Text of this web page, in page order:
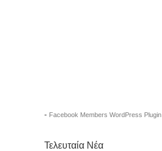
- Facebook Members WordPress Plugin
Τελευταία Νέα